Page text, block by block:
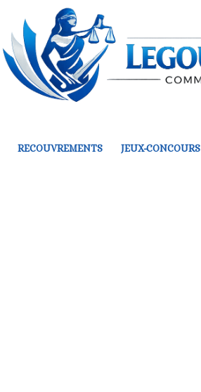
RECOUVREMENTS JEUX-CONCOURS